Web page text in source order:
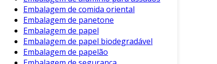
O mockup de embalagem é uma etapa crucial
no desenvolvimento de produtos. Ele
proporciona uma visão clara do design final e
facilita ajustes antes da produção. Portanto,
Embalagem de comida oriental
Embalagem de panetone
Embalagem de papel
Embalagem de papel biodegradável
Embalagem de papelão